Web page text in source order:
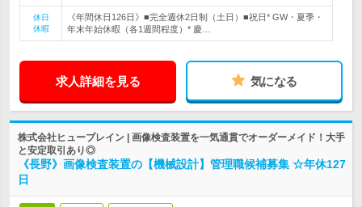
休日
休暇
《年間休日126日》■完全週休2日制（土日）■祝日* GW・夏季・
年末年始休暇（各1週間程度）* 慶…
求人詳細を見る 気になる
株式会社ヒューブレイン | 画像検査装置を一気通貫でオーダーメイド！大手
と安定取引あり◎
《長野》画像検査装置の【機械設計】管理職候補募集 ☆年休127
日